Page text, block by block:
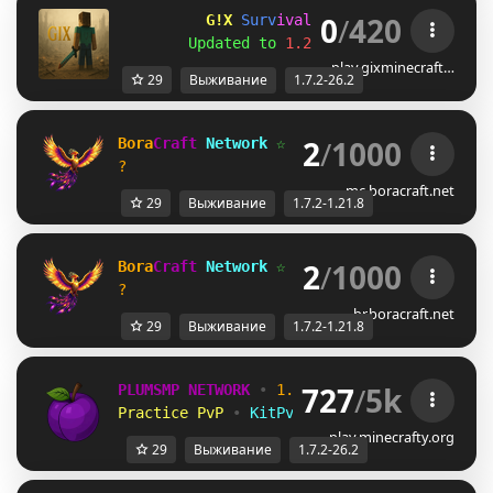
G!X Survival ra ft || 1.7.2 -
Updated to 1.21.11 ! || Vulkan
0/420
play.gixminecraft…
29 Выживание 1.7.2-26.2
BoraCraft Network ☆ 1.7.2 - 1.21.8
☆
?
Survival
2/1000
mc.boracraft.net
29 Выживание 1.7.2-1.21.8
BoraCraft Network ☆ 1.7.2 - 1.21.8
☆
?
Survival
2/1000
br.boracraft.net
29 Выживание 1.7.2-1.21.8
PLUMSMP NETWORK • 1.7.2 ➜ 26.2
Practice PvP
• KitPvP • Lifesteal
727/5k
play.minecrafty.org
29 Выживание 1.7.2-26.2